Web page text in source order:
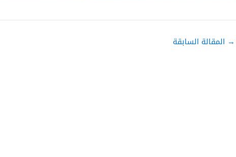
→ المقالة السابقة